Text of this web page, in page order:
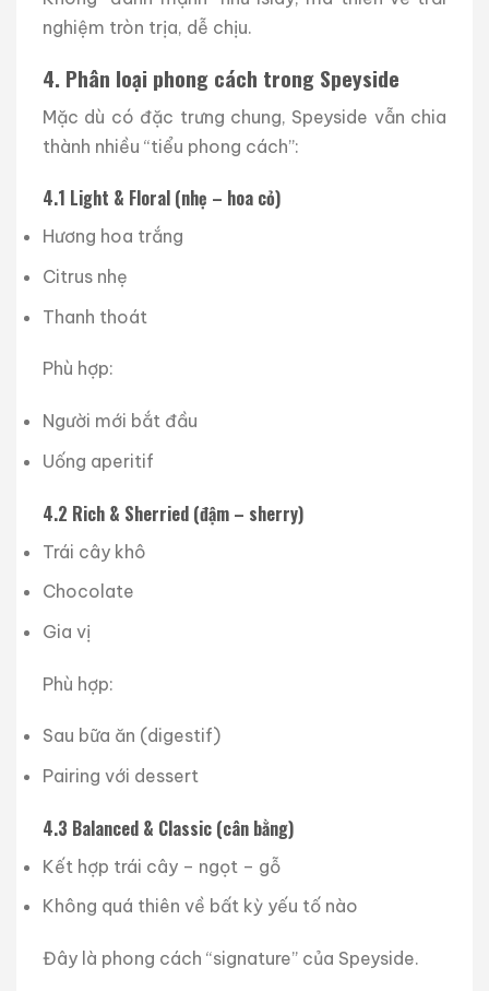
nghiệm tròn trịa, dễ chịu.
4. Phân loại phong cách trong Speyside
Mặc dù có đặc trưng chung, Speyside vẫn chia
thành nhiều “tiểu phong cách”:
4.1 Light & Floral (nhẹ – hoa cỏ)
Hương hoa trắng
Citrus nhẹ
Thanh thoát
Phù hợp:
Người mới bắt đầu
Uống aperitif
4.2 Rich & Sherried (đậm – sherry)
Trái cây khô
Chocolate
Gia vị
Phù hợp:
Sau bữa ăn (digestif)
Pairing với dessert
4.3 Balanced & Classic (cân bằng)
Kết hợp trái cây – ngọt – gỗ
Không quá thiên về bất kỳ yếu tố nào
Đây là phong cách “signature” của Speyside.